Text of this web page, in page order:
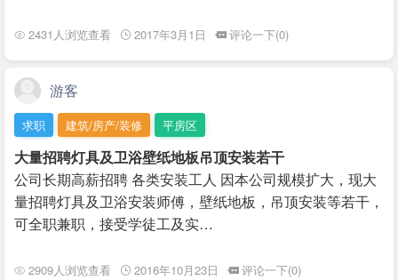
2431人浏览查看 2017年3月1日 评论一下(0)
游客
求职 建筑/房产/装修 平房区
大量招聘灯具及卫浴壁纸地板吊顶安装若干
公司长期高薪招聘 各类安装工人 因本公司规模扩大，现大
量招聘灯具及卫浴安装师傅，壁纸地板，吊顶安装等若干，
可全职兼职，接受学徒工及实…
2909人浏览查看 2016年10月23日 评论一下(0)